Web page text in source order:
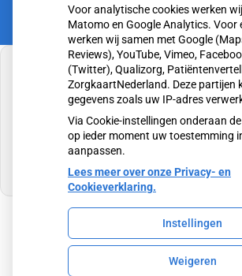
U heeft geen toestemming
externe inhoud die nodig is om
Cookie-instellingen wijzigen
Uw Zorg Online
Voor analytische cookies werken
Matomo en Google Analytics. Voor
werken wij samen met Google
Reviews), YouTube, Vimeo,
(Twitter), Qualizorg,
ZorgkaartNederland. Deze partijen
gegevens zoals uw IP-adres
Via Cookie-instellingen onderaan
op ieder moment uw toestemming
aanpassen.
Lees meer over onze Privacy- en
Cookieverklaring.
Instellingen
Weigeren